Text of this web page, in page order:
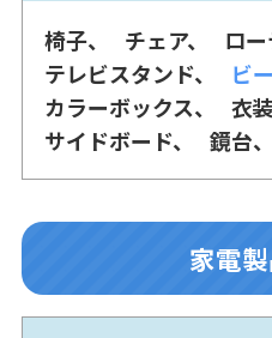
椅子 チェア ロ
テレビスタンド
ビ
カラーボックス
衣
サイドボード
鏡台
家電